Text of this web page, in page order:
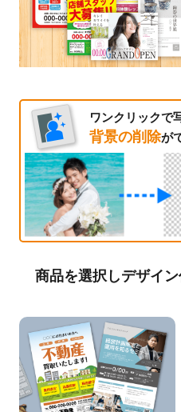
ワンクリックで
背景の削除が
商品を選択しデザイ